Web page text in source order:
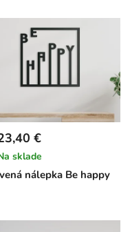
nálepka Be happy
€
sklade